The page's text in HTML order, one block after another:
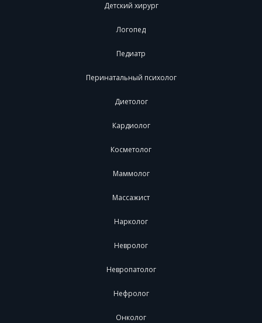
Детский хирург
Логопед
Педиатр
Перинатальный психолог
Диетолог
Кардиолог
Косметолог
Маммолог
Массажист
Нарколог
Невролог
Невропатолог
Нефролог
Онколог